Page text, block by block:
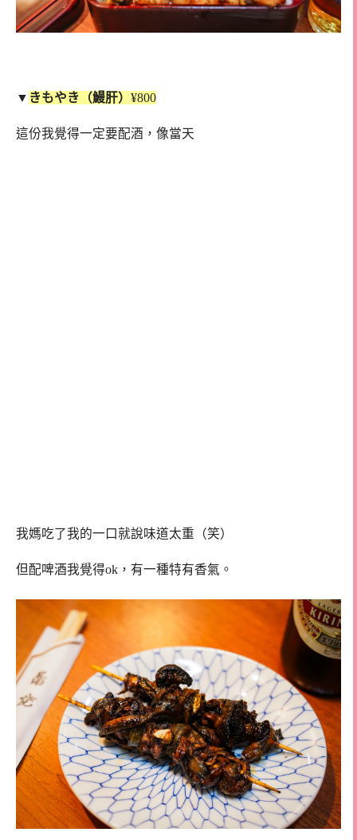
▼ きもやき（鰻肝） ¥800
這份我覺得一定要配酒，像當天
我媽吃了我的一口就說味道太重（笑）
但配啤酒我覺得ok，有一種特有香氣。